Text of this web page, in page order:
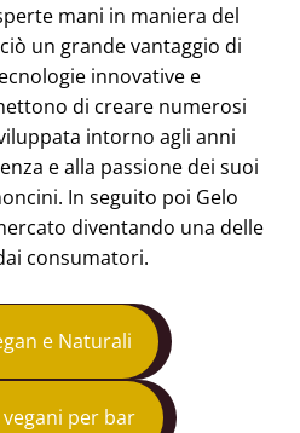
mani in maniera del
un grande vantaggio di
innovative e
di creare numerosi
intorno agli anni
e alla passione dei suoi
In seguito poi Gelo
diventando una delle
consumatori.
e Naturali
per bar